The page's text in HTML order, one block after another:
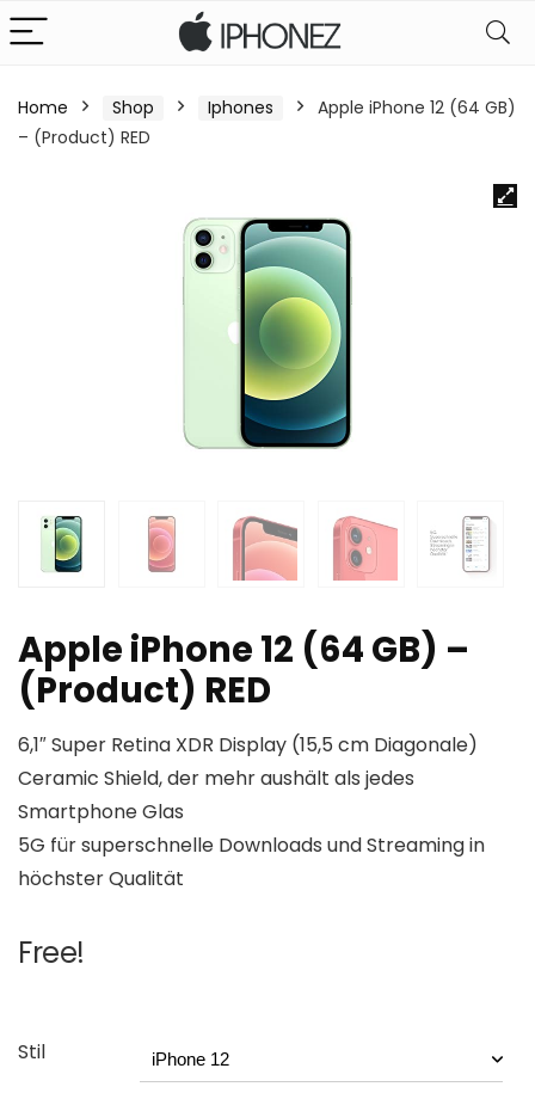
Home Shop Iphones
Apple iPhone 12 (64 GB)
– (Product) RED
Apple iPhone 12 (64 GB) –
(Product) RED
6,1″ Super Retina XDR Display (15,5 cm Diagonale)
Ceramic Shield, der mehr aushält als jedes
Smartphone Glas
5G für superschnelle Downloads und Streaming in
höchster Qualität
Free!
Stil